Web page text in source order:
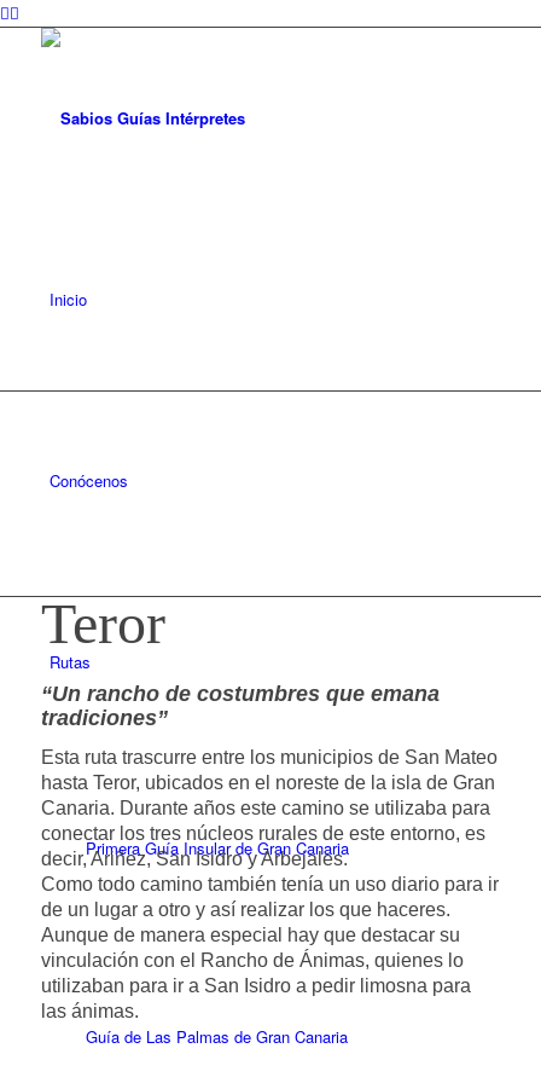
Inicio
Conócenos
Rutas
Primera Guía Insular de Gran Canaria
Guía de Las Palmas de Gran Canaria
Teror
“Un rancho de costumbres que emana
tradiciones”
Esta ruta trascurre entre los municipios de San Mateo
hasta Teror, ubicados en el noreste de la isla de Gran
Canaria. Durante años este camino se utilizaba para
conectar los tres núcleos rurales de este entorno, es
decir, Ariñez, San Isidro y Arbejales.
Como todo camino también tenía un uso diario para ir
de un lugar a otro y así realizar los que haceres.
Aunque de manera especial hay que destacar su
vinculación con el Rancho de Ánimas, quienes lo
utilizaban para ir a San Isidro a pedir limosna para
las ánimas.